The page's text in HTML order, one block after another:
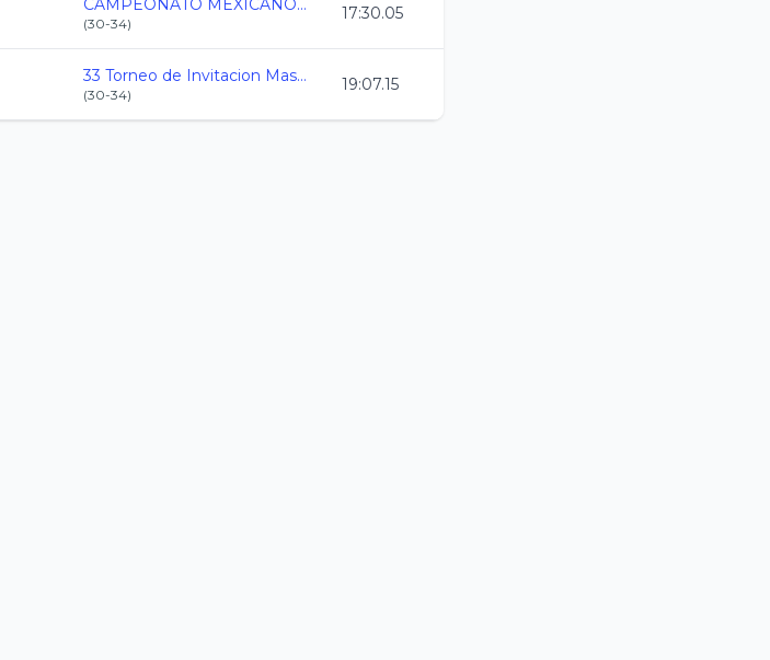
CAMPEONATO MEXICANO ABIERTO
(30-34)
17:30.05
33 Torneo de Invitacion Master - copied
(30-34)
19:07.15